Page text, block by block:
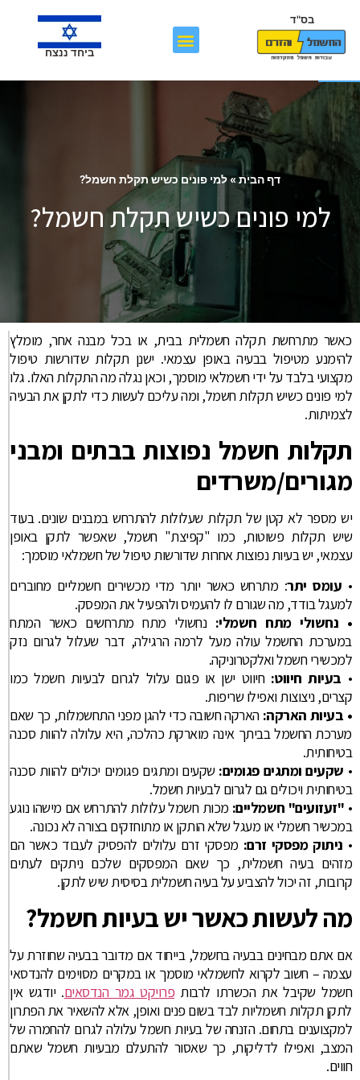
פתח סרגל נגישות
בס"ד
ביחד ננצח
דף הבית»למי פונים כשיש תקלת חשמל?
למי פונים כשיש תקלת חשמל?
כאשר מתרחשת תקלה חשמלית בבית, או בכל מבנה אחר, מומלץ
להימנע מטיפול בבעיה באופן עצמאי. ישנן תקלות שדורשות טיפול
מקצועי בלבד על ידי חשמלאי מוסמך, וכאן נגלה מה התקלות האלו. גלו
למי פונים כשיש תקלות חשמל, ומה עליכם לעשות כדי לתקן את הבעיה
לצמיתות.
תקלות חשמל נפוצות בבתים ומבני
מגורים/משרדים
יש מספר לא קטן של תקלות שעלולות להתרחש במבנים שונים. בעוד
שיש תקלות פשוטות, כמו "קפיצת" חשמל, שאפשר לתקן באופן
עצמאי, יש בעיות נפוצות אחרות שדורשות טיפול של חשמלאי מוסמך:
• עומס יתר: מתרחש כאשר יותר מדי מכשירים חשמליים מחוברים
למעגל בודד, מה שגורם לו להעמיס ולהפעיל את המפסק.
• נחשולי מתח חשמלי: נחשולי מתח מתרחשים כאשר המתח
במערכת החשמל עולה מעל לרמה הרגילה, דבר שעלול לגרום נזק
למכשירי חשמל ואלקטרוניקה.
• בעיות חיווט: חיווט ישן או פגום עלול לגרום לבעיות חשמל כמו
קצרים, ניצוצות ואפילו שריפות.
• בעיות הארקה: הארקה חשובה כדי להגן מפני התחשמלות, כך שאם
מערכת החשמל בביתך אינה מוארקת כהלכה, היא עלולה להוות סכנה
בטיחותית.
• שקעים ומתגים פגומים: שקעים ומתגים פגומים יכולים להוות סכנה
בטיחותית ויכולים גם לגרום לבעיות חשמל.
• "זעזועים" חשמליים: מכות חשמל עלולות להתרחש אם מישהו נוגע
במכשיר חשמלי או מעגל שלא הותקן או מתוחזקים בצורה לא נכונה.
• ניתוק מפסקי זרם: מפסקי זרם עלולים להפסיק לעבוד כאשר הם
מזהים בעיה חשמלית, כך שאם המפסקים שלכם ניתקים לעתים
קרובות, זה יכול להצביע על בעיה חשמלית בסיסית שיש לתקן.
מה לעשות כאשר יש בעיות חשמל?
אם אתם מבחינים בבעיה בחשמל, בייחוד אם מדובר בבעיה שחוזרת על
עצמה – חשוב לקרוא לחשמלאי מוסמך או במקרים מסוימים להנדסאי
חשמל שקיבל את הכשרתו לרבות פרויקט גמר הנדסאים. יודגש אין
לתקן תקלות חשמליות לבד בשום פנים ואופן, אלא להשאיר את הפתרון
למקצוענים בתחום. הזנחה של בעיות חשמל עלולה לגרום להחמרה של
המצב, ואפילו לדליקות, כך שאסור להתעלם מבעיות חשמל שאתם
חווים.